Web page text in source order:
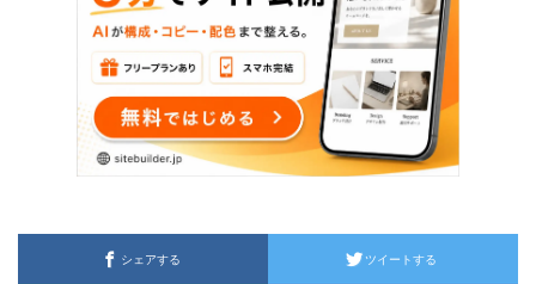
シェアする ツイートする